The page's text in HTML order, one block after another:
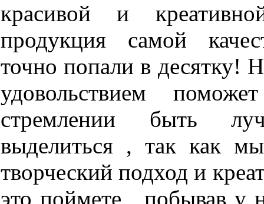
красивой и
продукция самой
точно попали в десятку!
удовольствием
стремлении быть
выделиться , так как мы
творческий подход и
это поймете , побывав у